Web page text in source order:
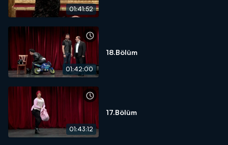
01:41:52
01:42:00
18.Bölüm
01:43:12
17.Bölüm